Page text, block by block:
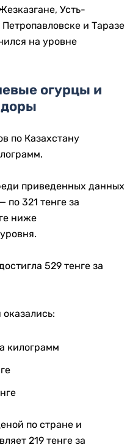
Усть-
и Таразе
на уровне
огурцы и
по Казахстану
приведенных данных
321 тенге за
ниже
529 тенге за
килограмм
по стране и
219 тенге за